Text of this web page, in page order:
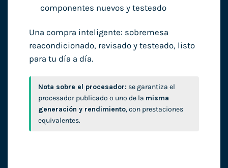
componentes nuevos y testeado
Una compra inteligente: sobremesa
reacondicionado, revisado y testeado, listo
para tu día a día.
Nota sobre el procesador: se garantiza el
procesador publicado o uno de la misma
generación y rendimiento, con prestaciones
equivalentes.